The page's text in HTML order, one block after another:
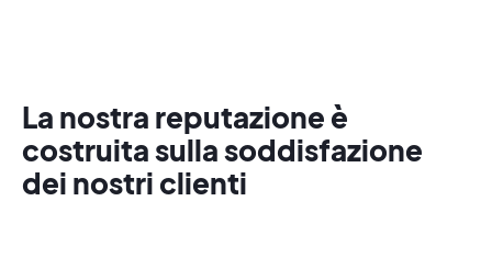
La nostra reputazione è
costruita sulla soddisfazione
dei nostri clienti